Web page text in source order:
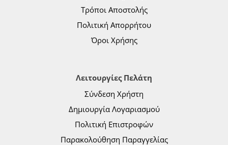
Τρόποι Αποστολής
Πολιτική Απορρήτου
Όροι Χρήσης
Λειτουργίες Πελάτη
Σύνδεση Χρήστη
Δημιουργία Λογαριασμού
Πολιτική Επιστροφών
Παρακολούθηση Παραγγελίας